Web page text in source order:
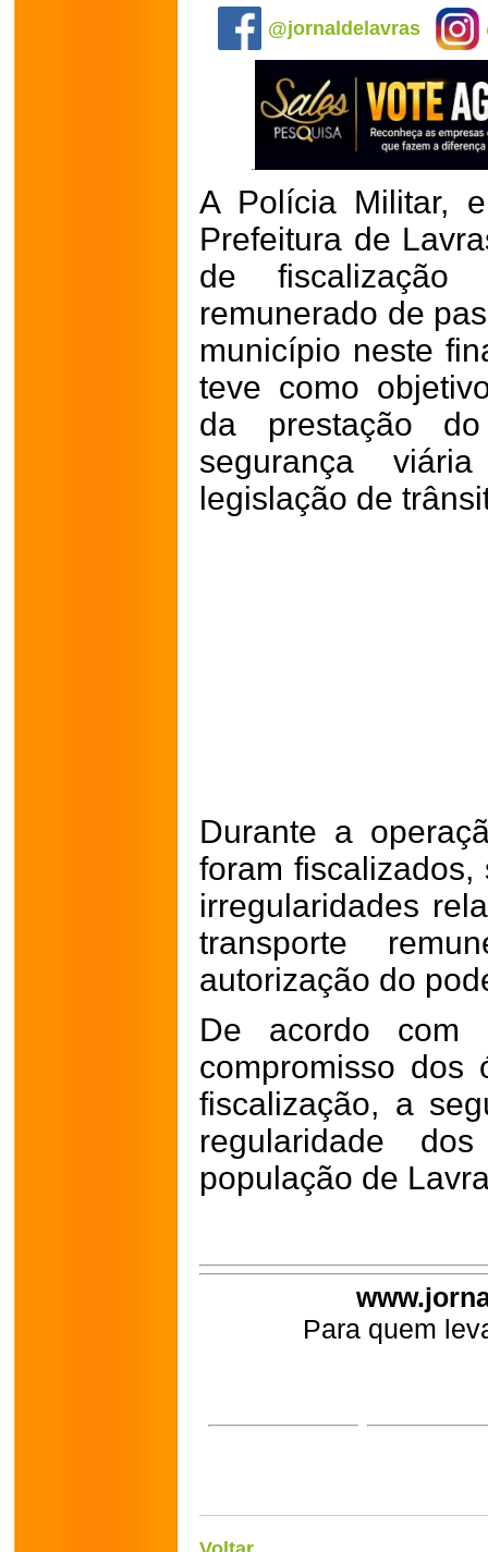
@jornaldelavras
A Polícia Militar,
Prefeitura de
de fiscalização
remunerado de
município neste
teve como
da prestação
segurança
legislação de
Durante a
foram
irregularidades
transporte
autorização do
De acordo
compromisso dos
fiscalização, a
regularidade
população de
Para quem